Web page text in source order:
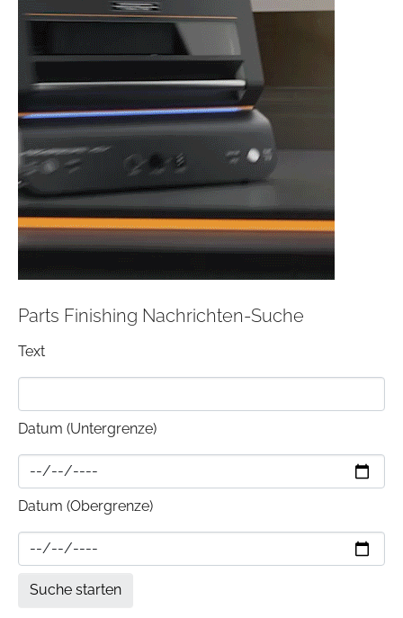
Parts Finishing Nachrichten-Suche
Text
Datum (Untergrenze)
Datum (Obergrenze)